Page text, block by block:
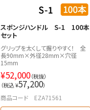
スポンジハンドル S-1 100本
セット
グリップを太くして握りやすく！ 全
長90mm×外径28mm×穴径
15mm
¥52,000（税抜）
（税込 ¥57,200）
商品コード EZA71561